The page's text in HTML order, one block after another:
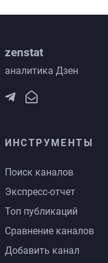
zenstat
аналитика Дзен
ИНСТРУМЕНТЫ
Поиск каналов
Экспресс-отчет
Топ публикаций
Сравнение каналов
Добавить канал